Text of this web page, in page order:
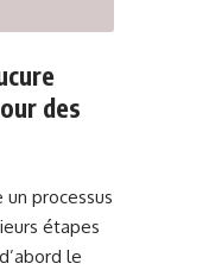
des
un processus
étapes
le